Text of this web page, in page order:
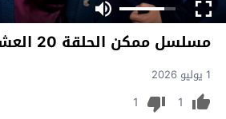
مسلسل ممكن الحلقة 20 العشرون
1 يوليو 2026
1
1